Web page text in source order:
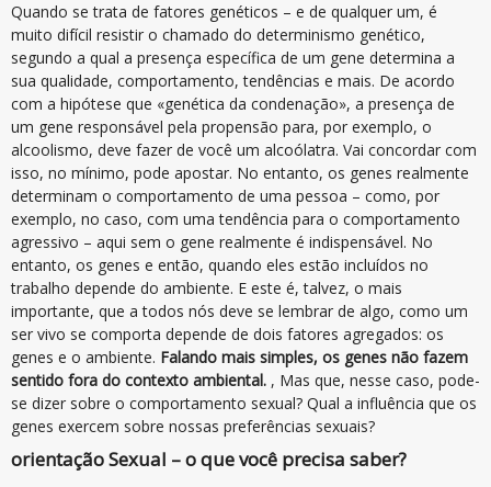
Quando se trata de fatores genéticos – e de qualquer um, é
muito difícil resistir o chamado do determinismo genético,
segundo a qual a presença específica de um gene determina a
sua qualidade, comportamento, tendências e mais. De acordo
com a hipótese que «genética da condenação», a presença de
um gene responsável pela propensão para, por exemplo, o
alcoolismo, deve fazer de você um alcoólatra. Vai concordar com
isso, no mínimo, pode apostar. No entanto, os genes realmente
determinam o comportamento de uma pessoa – como, por
exemplo, no caso, com uma tendência para o comportamento
agressivo – aqui sem o gene realmente é indispensável. No
entanto, os genes e então, quando eles estão incluídos no
trabalho depende do ambiente. E este é, talvez, o mais
importante, que a todos nós deve se lembrar de algo, como um
ser vivo se comporta depende de dois fatores agregados: os
genes e o ambiente. Falando mais simples, os genes não fazem
sentido fora do contexto ambiental. , Mas que, nesse caso, pode-
se dizer sobre o comportamento sexual? Qual a influência que os
genes exercem sobre nossas preferências sexuais?
orientação Sexual – o que você precisa saber?